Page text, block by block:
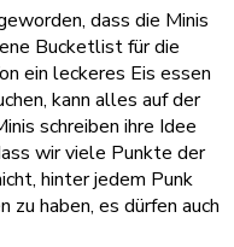
dass die Minis
Bucketlist für die
ein leckeres Eis essen
kann alles auf der
schreiben ihre Idee
wir viele Punkte der
hinter jedem Punk
haben, es dürfen auch